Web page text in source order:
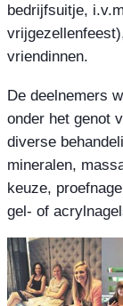
bedrijfsuitje,
vriendinnen.
De deelnemers
onder het genot
diverse
mineralen,
keuze,
gel- of